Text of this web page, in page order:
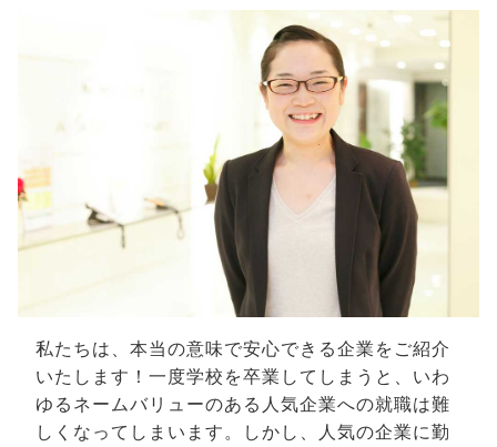
私たちは、本当の意味で安心できる企業をご紹介
いたします！一度学校を卒業してしまうと、いわ
ゆるネームバリューのある人気企業への就職は難
しくなってしまいます。しかし、人気の企業に勤